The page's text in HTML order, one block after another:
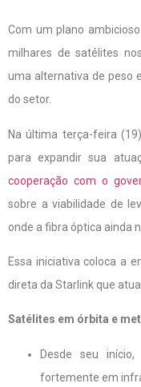
Com um plano
milhares de satélites
uma alternativa de peso
do setor.
Na última terça-feira
para expandir sua
cooperação com o
sobre a viabilidade de
onde a fibra óptica ainda
Essa iniciativa coloca a
direta da Starlink que
Satélites em órbita e
Desde seu
fortemente em